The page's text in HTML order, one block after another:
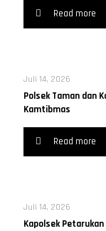
Read more
Juli 14, 2026
Polsek Taman dan
Kamtibmas
Read more
Juli 14, 2026
Kapolsek